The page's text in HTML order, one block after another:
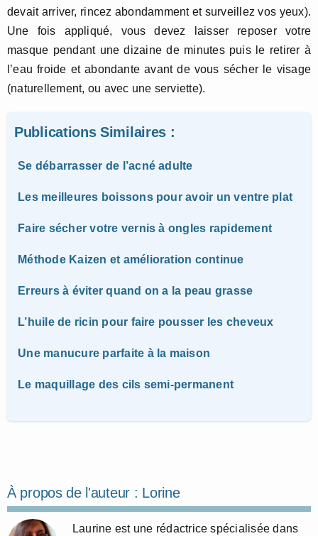
devait arriver, rincez abondamment et surveillez vos yeux).
Une fois appliqué, vous devez laisser reposer votre
masque pendant une dizaine de minutes puis le retirer à
l’eau froide et abondante avant de vous sécher le visage
(naturellement, ou avec une serviette).
Publications Similaires :
Se débarrasser de l’acné adulte
Les meilleures boissons pour avoir un ventre plat
Faire sécher votre vernis à ongles rapidement
Méthode Kaizen et amélioration continue
Erreurs à éviter quand on a la peau grasse
L’huile de ricin pour faire pousser les cheveux
Une manucure parfaite à la maison
Le maquillage des cils semi-permanent
À propos de l'auteur : Lorine
Laurine est une rédactrice spécialisée dans